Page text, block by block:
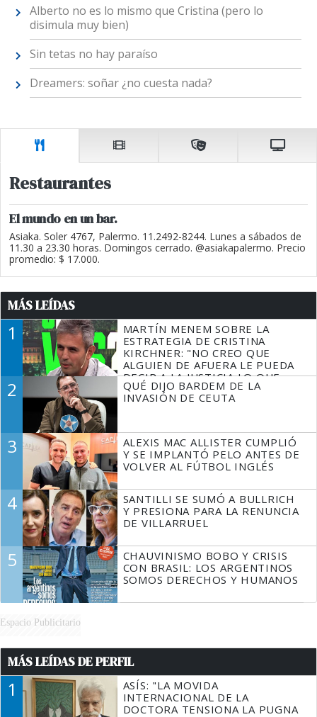
Alberto no es lo mismo que Cristina (pero lo
disimula muy bien)
Sin tetas no hay paraíso
Dreamers: soñar ¿no cuesta nada?
Restaurantes
El mundo en un bar.
Asiaka. Soler 4767, Palermo. 11.2492-8244. Lunes a sábados de
11.30 a 23.30 horas. Domingos cerrado. @asiakapalermo. Precio
promedio: $ 17.000.
MÁS LEÍDAS
1
MARTÍN MENEM SOBRE LA
ESTRATEGIA DE CRISTINA
KIRCHNER: "NO CREO QUE
ALGUIEN DE AFUERA LE PUEDA
DECIR A LA JUSTICIA LO QUE
TIENE QUE HACER"
2
QUÉ DIJO BARDEM DE LA
INVASIÓN DE CEUTA
3
ALEXIS MAC ALLISTER CUMPLIÓ
Y SE IMPLANTÓ PELO ANTES DE
VOLVER AL FÚTBOL INGLÉS
4
SANTILLI SE SUMÓ A BULLRICH
Y PRESIONA PARA LA RENUNCIA
DE VILLARRUEL
5
CHAUVINISMO BOBO Y CRISIS
CON BRASIL: LOS ARGENTINOS
SOMOS DERECHOS Y HUMANOS
Espacio Publicitario
MÁS LEÍDAS DE PERFIL
1
ASÍS: "LA MOVIDA
INTERNACIONAL DE LA
DOCTORA TENSIONA LA PUGNA